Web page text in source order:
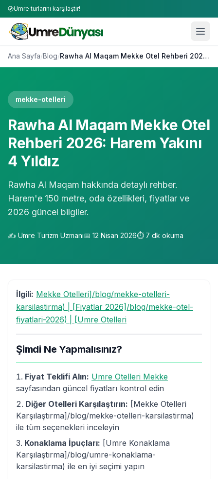
Umre turlarını karşılaştır!
Ana Sayfa/Blog/ Rawha Al Maqam Mekke Otel Rehberi 2026: Harem Yakını 4 Yıldız
mekke-otelleri
Rawha Al Maqam Mekke Otel
Rehberi 2026: Harem Yakını
4 Yıldız
Rawha Al Maqam hakkında detaylı rehber.
Harem'e 150 metre, oda özellikleri, fiyatlar ve
2026 güncel bilgiler.
✍️ Umre Turizm Uzmanı📅 12 Nisan 2026⏱️ 7 dk okuma
İlgili: Mekke Otelleri]/blog/mekke-otelleri-
karsilastirma) | [Fiyatlar 2026]/blog/mekke-otel-
fiyatlari-2026) | [Umre Otelleri
Şimdi Ne Yapmalısınız?
Fiyat Teklifi Alın: Umre Otelleri Mekke
sayfasından güncel fiyatları kontrol edin
Diğer Otelleri Karşılaştırın: [Mekke Otelleri
Karşılaştırma]/blog/mekke-otelleri-karsilastirma)
ile tüm seçenekleri inceleyin
Konaklama İpuçları: [Umre Konaklama
Karşılaştırma]/blog/umre-konaklama-
karsilastirma) ile en iyi seçimi yapın